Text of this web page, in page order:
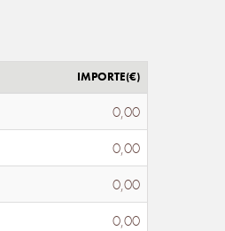
IMPORTE(€)
0,00
0,00
0,00
0,00